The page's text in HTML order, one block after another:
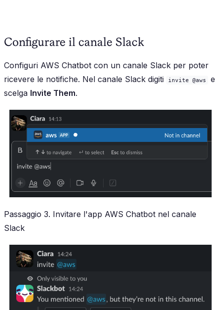
Configurare il canale Slack
Configuri AWS Chatbot con un canale Slack per poter
ricevere le notifiche. Nel canale Slack digiti
invite @aws
e
scelga Invite Them.
Passaggio 3. Invitare l'app AWS Chatbot nel canale
Slack